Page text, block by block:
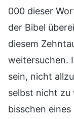
000 dieser
der Bibel
diesem
weitersuchen.
sein, nicht
selbst nicht zu
bisschen